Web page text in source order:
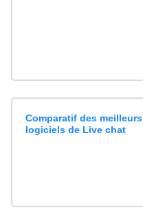
Comparatif des meilleurs
logiciels de Live chat